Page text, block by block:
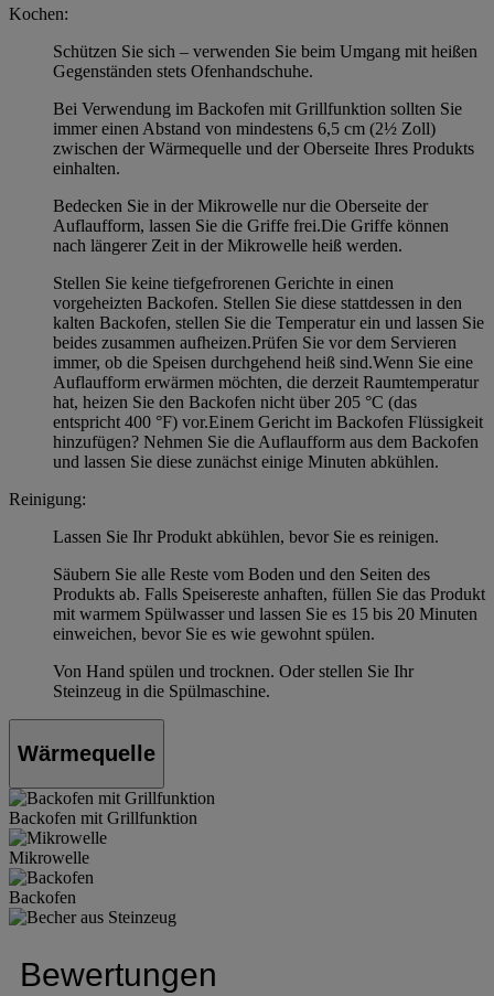
Kochen:
Schützen Sie sich – verwenden Sie beim Umgang mit heißen
Gegenständen stets Ofenhandschuhe.
Bei Verwendung im Backofen mit Grillfunktion sollten Sie
immer einen Abstand von mindestens 6,5 cm (2½ Zoll)
zwischen der Wärmequelle und der Oberseite Ihres Produkts
einhalten.
Bedecken Sie in der Mikrowelle nur die Oberseite der
Auflaufform, lassen Sie die Griffe frei.Die Griffe können
nach längerer Zeit in der Mikrowelle heiß werden.
Stellen Sie keine tiefgefrorenen Gerichte in einen
vorgeheizten Backofen. Stellen Sie diese stattdessen in den
kalten Backofen, stellen Sie die Temperatur ein und lassen Sie
beides zusammen aufheizen.Prüfen Sie vor dem Servieren
immer, ob die Speisen durchgehend heiß sind.Wenn Sie eine
Auflaufform erwärmen möchten, die derzeit Raumtemperatur
hat, heizen Sie den Backofen nicht über 205 °C (das
entspricht 400 °F) vor.Einem Gericht im Backofen Flüssigkeit
hinzufügen? Nehmen Sie die Auflaufform aus dem Backofen
und lassen Sie diese zunächst einige Minuten abkühlen.
Reinigung:
Lassen Sie Ihr Produkt abkühlen, bevor Sie es reinigen.
Säubern Sie alle Reste vom Boden und den Seiten des
Produkts ab. Falls Speisereste anhaften, füllen Sie das Produkt
mit warmem Spülwasser und lassen Sie es 15 bis 20 Minuten
einweichen, bevor Sie es wie gewohnt spülen.
Von Hand spülen und trocknen. Oder stellen Sie Ihr
Steinzeug in die Spülmaschine.
Wärmequelle
Backofen mit Grillfunktion
Mikrowelle
Backofen